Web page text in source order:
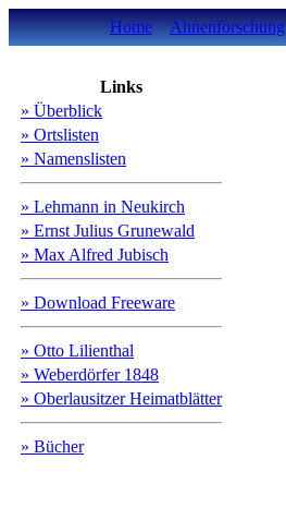
Home Ahnenforschung
Links
» Überblick
» Ortslisten
» Namenslisten
» Lehmann in Neukirch
» Ernst Julius Grunewald
» Max Alfred Jubisch
» Download Freeware
» Otto Lilienthal
» Weberdörfer 1848
» Oberlausitzer Heimatblätter
» Bücher